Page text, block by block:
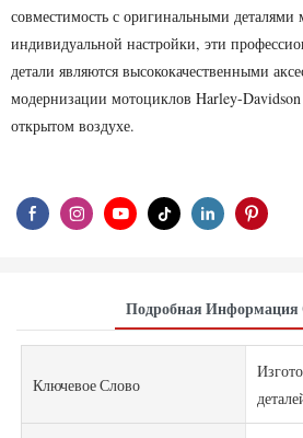
совместимость с оригинальными
индивидуальной настройки, эти
детали являются высококачественными
модернизации мотоциклов Harley-
открытом воздухе.
Подробная Информация
Ключевое Слово